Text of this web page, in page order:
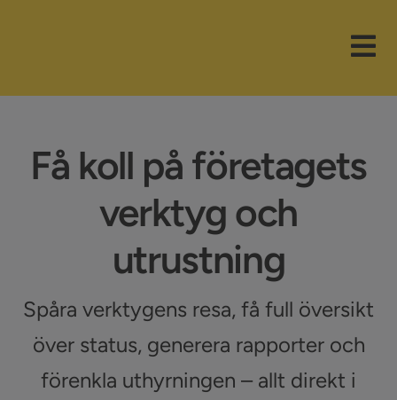
Branscher
Funktioner
Nyheter
Företaget
Support
Få koll på företagets
verktyg och
utrustning
Spåra verktygens resa, få full översikt
över status, generera rapporter och
förenkla uthyrningen – allt direkt i